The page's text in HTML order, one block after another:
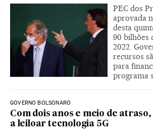
PEC dos
aprovada
desta
90 bilhões
2022.
recursos
para
programa
GOVERNO BOLSONARO
Com dois anos e meio de
a leiloar tecnologia 5G